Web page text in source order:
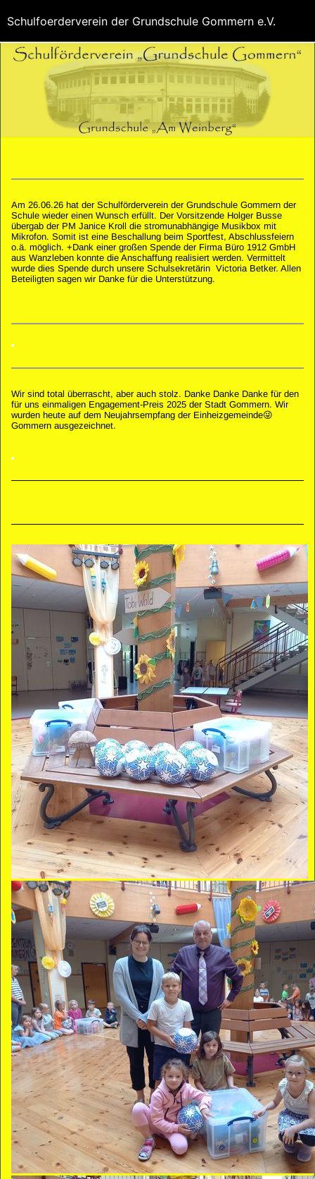
Am 26.06.26 hat der Schulförderverein der Grundschule Gommern der
Schule wieder einen Wunsch erfüllt. Der Vorsitzende Holger Busse
übergab der PM Janice Kroll die stromunabhängige Musikbox mit
Mikrofon. Somit ist eine Beschallung beim Sportfest, Abschlussfeiern
o.ä. möglich. +Dank einer großen Spende der Firma Büro 1912 GmbH
aus Wanzleben konnte die Anschaffung realisiert werden. Vermittelt
wurde dies Spende durch unsere Schulsekretärin Victoria Betker. Allen
Beteiligten sagen wir Danke für die Unterstützung.
Wir sind total überrascht, aber auch stolz. Danke Danke Danke für den
für uns einmaligen Engagement-Preis 2025 der Stadt Gommern. Wir
wurden heute auf dem Neujahrsempfang der Einheizgemeinde😜
Gommern ausgezeichnet.
Schulfoerderverein der Grundschule Gommern e.V.